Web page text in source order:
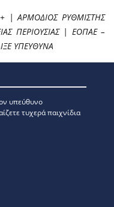
| ΑΡΜΟΔΙΟΣ ΡΥΘΜΙΣΤΗΣ
ΠΕΡΙΟΥΣΙΑΣ | ΕΟΠΑΕ –
ΥΠΕΥΘΥΝΑ
υπεύθυνο
τυχερά παιχνίδια